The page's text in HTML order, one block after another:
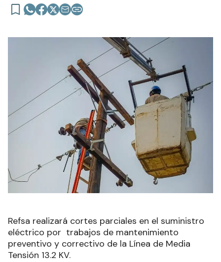
Refsa realizará cortes parciales en el suministro
eléctrico por trabajos de mantenimiento
preventivo y correctivo de la Línea de Media
Tensión 13.2 KV.